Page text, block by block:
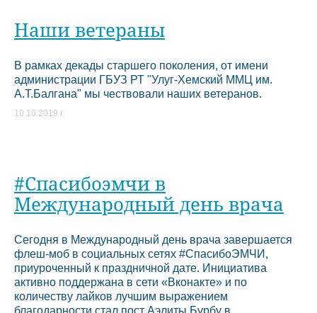
Наши ветераны
В рамках декады старшего поколения, от имени
администрации ГБУЗ РТ "Улуг-Хемский ММЦ им.
А.Т.Балгана" мы чествовали наших ветеранов.
10.10.2019 г.
#Спасибоэмчи в
Международный день врача
Сегодня в Международный день врача завершается
флеш-моб в социальных сетях #СпасибоЭМЧИ,
приуроченный к праздничной дате. Инициатива
активно поддержана в сети «Вконакте» и по
количеству лайков лучшим выражением